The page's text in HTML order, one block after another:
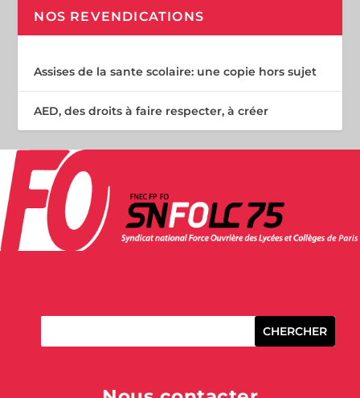
NOS REVENDICATIONS
Assises de la sante scolaire: une copie hors sujet
AED, des droits à faire respecter, à créer